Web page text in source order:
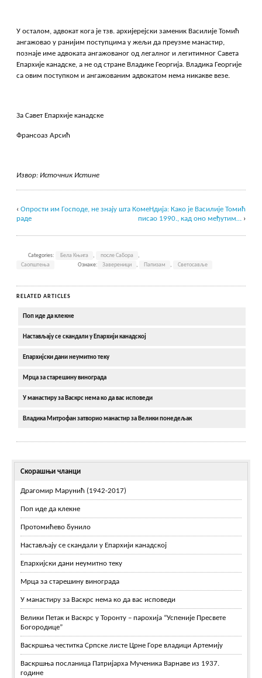
У осталом, адвокат кога је тзв. архијерејски заменик Василије Томић
ангажовао у ранијим поступцима у жељи да преузме манастир,
познаје име адвоката ангажованог од легалног и легитимног Савета
Епархије канадске, а не од стране Владике Георгија. Владика Георгије
са овим поступком и ангажованим адвокатом нема никакве везе.
За Савет Епархије канадске
Франсоаз Арсић
Извор: Источник Истине
‹Опрости им Господе, не знају шта
раде
КомеНдија: Како је Василије Томић
писао 1990., кад оно међутим…›
Categories: Бела Књига , после Сабора
,
Саопштења
Ознаке: Завереници , Папизам , Светосавље
RELATED ARTICLES
Поп иде да клекне
Настављају се скандали у Епархији канадској
Епархијски дани неумитно теку
Мрца за старешину винограда
У манастиру за Васкрс нема ко да вас исповеди
Владика Митрофан затворио манастир за Велики понедељак
Скорашњи чланци
Драгомир Марунић (1942-2017)
Поп иде да клекне
Протомићево бунило
Настављају се скандали у Епархији канадској
Епархијски дани неумитно теку
Мрца за старешину винограда
У манастиру за Васкрс нема ко да вас исповеди
Велики Петак и Васкрс у Торонту – парохија “Успеније Пресвете
Богородице”
Васкршња честитка Српске листе Црне Горе владици Артемију
Васкршња посланица Патријарха Мученика Варнаве из 1937.
године